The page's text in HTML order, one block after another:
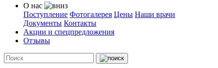
О нас
Поступление Фотогалерея Цены Наши врачи
Документы Контакты
Акции и спецпредложения
Отзывы